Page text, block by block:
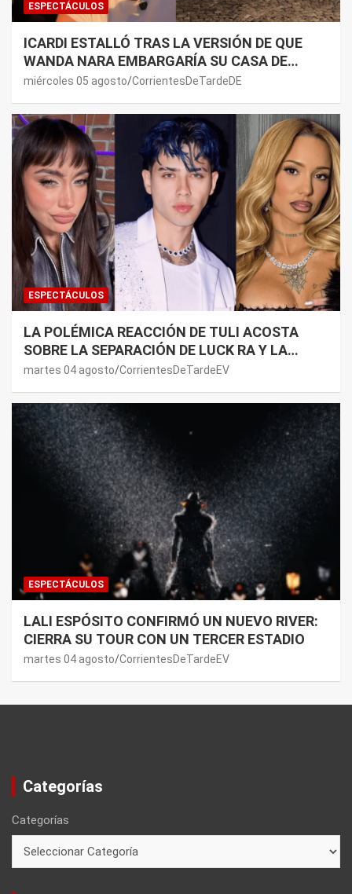
ESPECTÁCULOS
ICARDI ESTALLÓ TRAS LA VERSIÓN DE QUE
WANDA NARA EMBARGARÍA SU CASA DE
NORDELTA: “NECESITAN RASCAR DE ALGÚN
miércoles 05 agosto CorrientesDeTardeDE
ESPECTÁCULOS
LA POLÉMICA REACCIÓN DE TULI ACOSTA
SOBRE LA SEPARACIÓN DE LUCK RA Y LA
JOAQUI: “¿MI VERDAD?”
martes 04 agosto CorrientesDeTardeEV
ESPECTÁCULOS
LALI ESPÓSITO CONFIRMÓ UN NUEVO RIVER:
CIERRA SU TOUR CON UN TERCER ESTADIO
martes 04 agosto CorrientesDeTardeEV
Categorías
Categorías